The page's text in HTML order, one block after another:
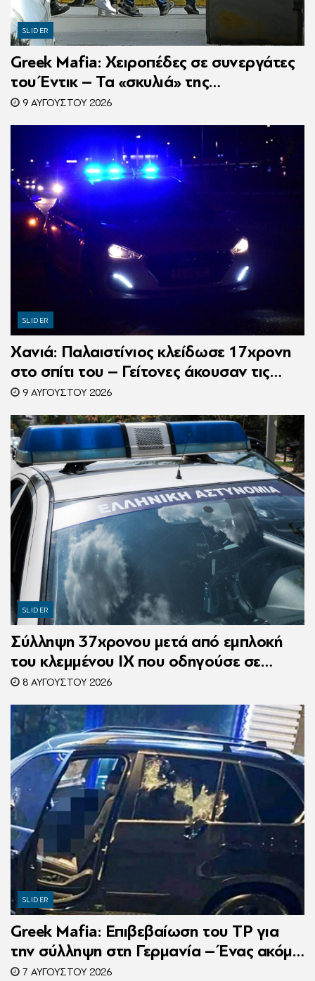
SLIDER
Greek Mafia: Χειροπέδες σε συνεργάτες
του Έντικ – Τα «σκυλιά» της
ρωσόφωνης μαφίας, οι εκβιασμοί και το
υπερπολυτελές Audi
9 ΑΥΓΟΎΣΤΟΥ 2026
SLIDER
Χανιά: Παλαιστίνιος κλείδωσε 17χρονη
στο σπίτι του – Γείτονες άκουσαν τις
φωνές της και κάλεσαν την Αστυνομία
9 ΑΥΓΟΎΣΤΟΥ 2026
SLIDER
Σύλληψη 37χρονου μετά από εμπλοκή
του κλεμμένου ΙΧ που οδηγούσε σε
τροχαίο
8 ΑΥΓΟΎΣΤΟΥ 2026
SLIDER
Greek Mafia: Επιβεβαίωση τoυ ΤP για
την σύλληψη στη Γερμανία – Ένας ακόμη
κατηγορούμενος για τον θάνατο του
7 ΑΥΓΟΎΣΤΟΥ 2026